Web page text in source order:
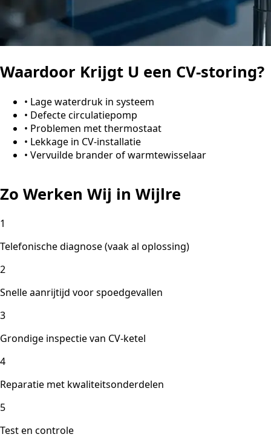
Waardoor Krijgt U een CV-storing?
• Lage waterdruk in systeem
• Defecte circulatiepomp
• Problemen met thermostaat
• Lekkage in CV-installatie
• Vervuilde brander of warmtewisselaar
Zo Werken Wij in Wijlre
1
Telefonische diagnose (vaak al oplossing)
2
Snelle aanrijtijd voor spoedgevallen
3
Grondige inspectie van CV-ketel
4
Reparatie met kwaliteitsonderdelen
5
Test en controle